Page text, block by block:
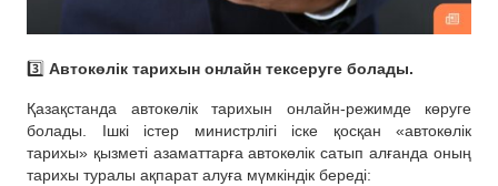
3️⃣ Автокөлік тарихын онлайн тексеруге болады.
Қазақстанда автокөлік тарихын онлайн-режимде көруге
болады. Ішкі істер министрлігі іске қосқан «автокөлік
тарихы» қызметі азаматтарға автокөлік сатып алғанда оның
тарихы туралы ақпарат алуға мүмкіндік береді: